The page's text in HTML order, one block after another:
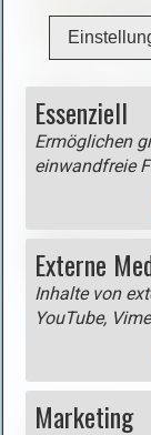
Karte und GPS-Track
Geoportail
Essenziell
Ermöglichen
einwandfreie
Externe
Inhalte von
YouTube,
Marketing